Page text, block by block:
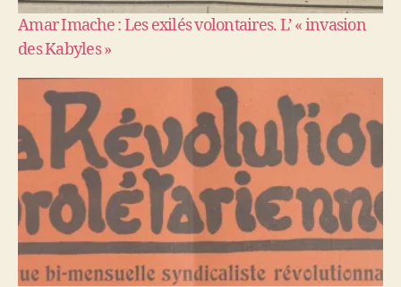
Amar Imache : Les exilés volontaires. L’ « invasion
des Kabyles »